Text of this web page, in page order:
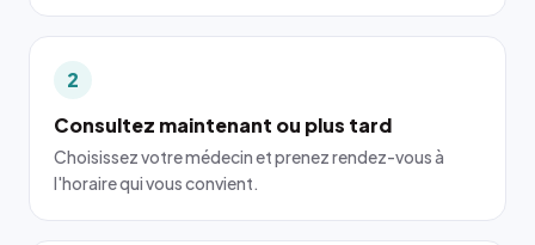
2
Consultez maintenant ou plus tard
Choisissez votre médecin et prenez rendez-vous à
l'horaire qui vous convient.